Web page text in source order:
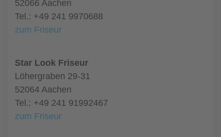
52066 Aachen
Tel.: +49 241 9970688
zum Friseur
Star Look Friseur
Löhergraben 29-31
52064 Aachen
Tel.: +49 241 91992467
zum Friseur